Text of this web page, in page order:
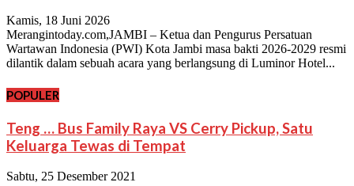
Kamis, 18 Juni 2026
Merangintoday.com,JAMBI – Ketua dan Pengurus Persatuan
Wartawan Indonesia (PWI) Kota Jambi masa bakti 2026-2029 resmi
dilantik dalam sebuah acara yang berlangsung di Luminor Hotel...
POPULER
Teng … Bus Family Raya VS Cerry Pickup, Satu
Keluarga Tewas di Tempat
Sabtu, 25 Desember 2021